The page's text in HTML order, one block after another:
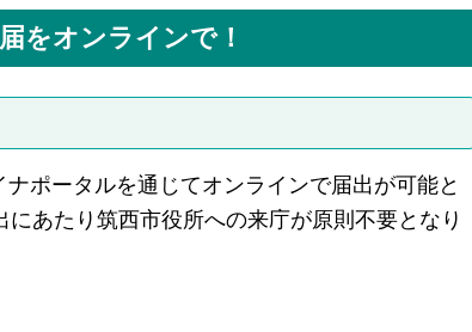
をオンラインで！
ポータルを通じてオンラインで届出が可能と
にあたり筑西市役所への来庁が原則不要となり